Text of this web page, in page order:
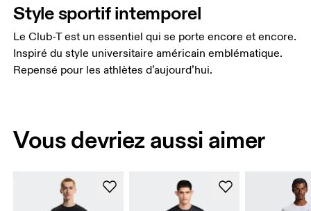
Style sportif intemporel
Le Club-T est un essentiel qui se porte encore et encore.
Inspiré du style universitaire américain emblématique.
Repensé pour les athlètes d’aujourd’hui.
Vous devriez aussi aimer